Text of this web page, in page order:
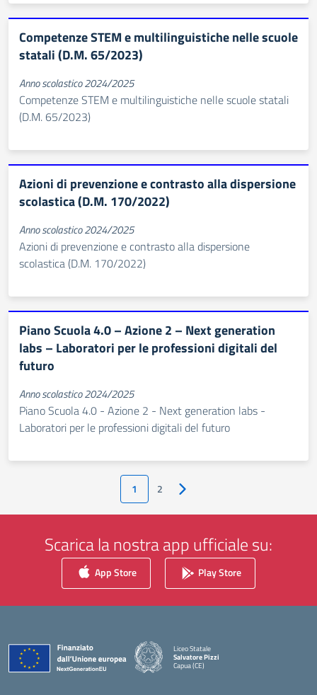
Competenze STEM e multilinguistiche nelle scuole
statali (D.M. 65/2023)
Anno scolastico 2024/2025
Competenze STEM e multilinguistiche nelle scuole statali
(D.M. 65/2023)
Azioni di prevenzione e contrasto alla dispersione
scolastica (D.M. 170/2022)
Anno scolastico 2024/2025
Azioni di prevenzione e contrasto alla dispersione
scolastica (D.M. 170/2022)
Piano Scuola 4.0 – Azione 2 – Next generation
labs – Laboratori per le professioni digitali del
futuro
Anno scolastico 2024/2025
Piano Scuola 4.0 - Azione 2 - Next generation labs -
Laboratori per le professioni digitali del futuro
1 2 Pagina successiva
Scarica la nostra app ufficiale su:
App Store Play Store
Liceo Statale
Salvatore Pizzi
Capua (CE)
— Visita la pagina iniziale della scuola